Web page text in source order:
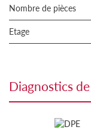
Nombre de pièces
Etage
diagnostics